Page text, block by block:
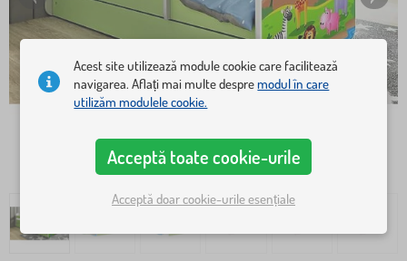
Acest site utilizează module cookie care facilitează
navigarea. Aflați mai multe despremodul în care
utilizăm modulele cookie.
Acceptă toate cookie-urile
Acceptă doar cookie-urile esențiale